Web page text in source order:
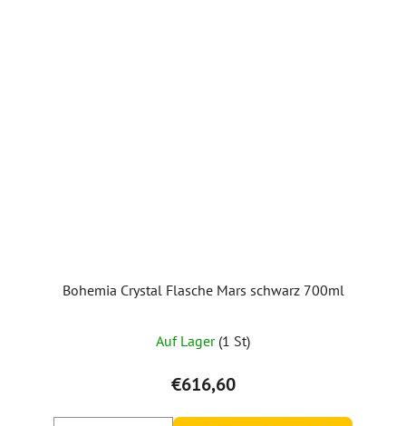
Bohemia Crystal Flasche Mars schwarz 700ml
Auf Lager (1 St)
€616,60